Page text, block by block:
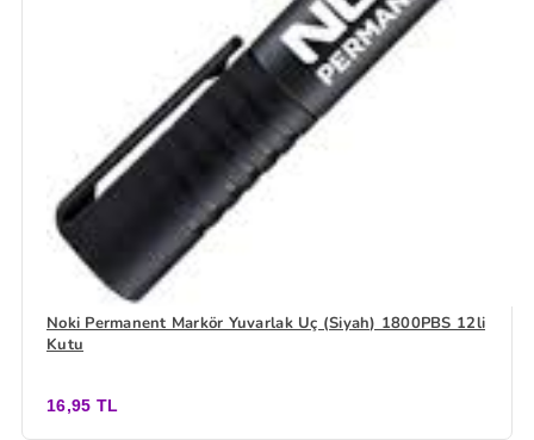
Noki Permanent Markör Yuvarlak Uç (Siyah) 1800PBS 12li
Kutu
16,95 TL